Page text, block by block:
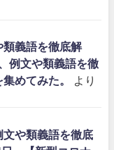
類義語を徹底解
例文や類義語を徹
めてみた。
より
文や類義語を徹底